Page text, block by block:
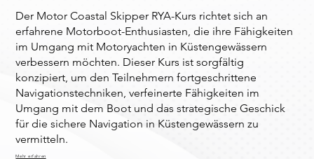
Der Motor Coastal Skipper RYA-Kurs richtet sich an
erfahrene Motorboot-Enthusiasten, die ihre Fähigkeiten
im Umgang mit Motoryachten in Küstengewässern
verbessern möchten. Dieser Kurs ist sorgfältig
konzipiert, um den Teilnehmern fortgeschrittene
Navigationstechniken, verfeinerte Fähigkeiten im
Umgang mit dem Boot und das strategische Geschick
für die sichere Navigation in Küstengewässern zu
vermitteln.
Mehr erfahren